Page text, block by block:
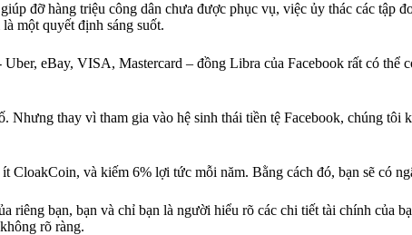
đỡ hàng triệu công dân chưa được phục vụ, việc ủy thác các tập
một quyết định sáng suốt.
eBay, VISA, Mastercard – đồng Libra của Facebook rất có thể
Nhưng thay vì tham gia vào hệ sinh thái tiền tệ Facebook, chúng tôi
CloakCoin, và kiếm 6% lợi tức mỗi năm. Bằng cách đó, bạn sẽ có
riêng bạn, bạn và chỉ bạn là người hiểu rõ các chi tiết tài chính của
rõ ràng.